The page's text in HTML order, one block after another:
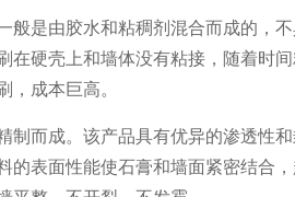
是由胶水和粘稠剂混合而成的，
硬壳上和墙体没有粘接，随着时
成本巨高。
制而成。该产品具有优异的渗透性
表面性能使石膏和墙面紧密结合